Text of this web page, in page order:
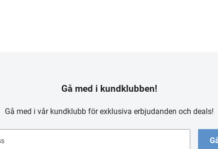
Gå med i kundklubben!
Gå med i vår kundklubb för exklusiva erbjudanden och deals!